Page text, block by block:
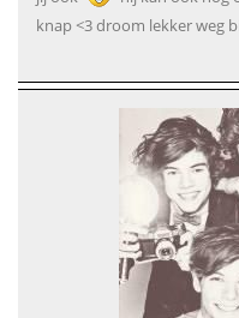
knap <3 droom lekker weg